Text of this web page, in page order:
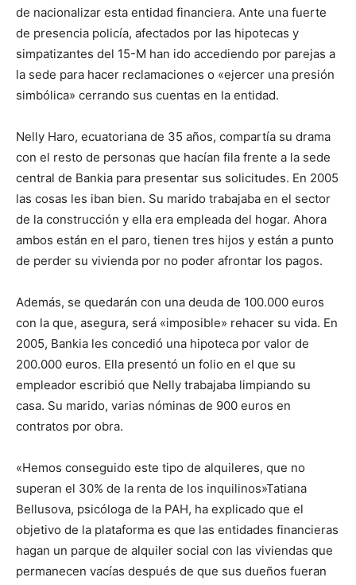
de nacionalizar esta entidad financiera. Ante una fuerte
de presencia policía, afectados por las hipotecas y
simpatizantes del 15-M han ido accediendo por parejas a
la sede para hacer reclamaciones o «ejercer una presión
simbólica» cerrando sus cuentas en la entidad.
Nelly Haro, ecuatoriana de 35 años, compartía su drama
con el resto de personas que hacían fila frente a la sede
central de Bankia para presentar sus solicitudes. En 2005
las cosas les iban bien. Su marido trabajaba en el sector
de la construcción y ella era empleada del hogar. Ahora
ambos están en el paro, tienen tres hijos y están a punto
de perder su vivienda por no poder afrontar los pagos.
Además, se quedarán con una deuda de 100.000 euros
con la que, asegura, será «imposible» rehacer su vida. En
2005, Bankia les concedió una hipoteca por valor de
200.000 euros. Ella presentó un folio en el que su
empleador escribió que Nelly trabajaba limpiando su
casa. Su marido, varias nóminas de 900 euros en
contratos por obra.
«Hemos conseguido este tipo de alquileres, que no
superan el 30% de la renta de los inquilinos»Tatiana
Bellusova, psicóloga de la PAH, ha explicado que el
objetivo de la plataforma es que las entidades financieras
hagan un parque de alquiler social con las viviendas que
permanecen vacías después de que sus dueños fueran